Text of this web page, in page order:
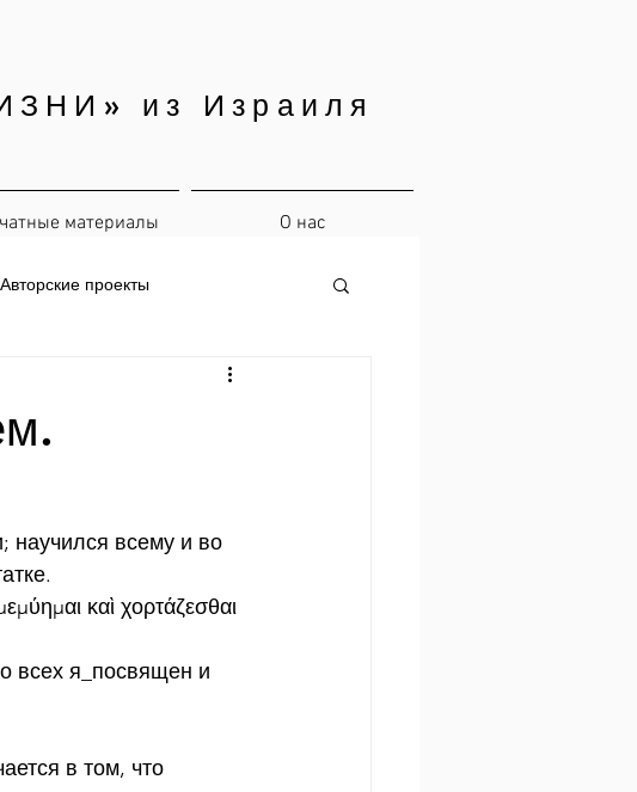
из Израиля
материалы О нас
Авторские проекты
научился всему и во
καὶ χορτάζεσθαι
всех я_посвящен и
в том, что